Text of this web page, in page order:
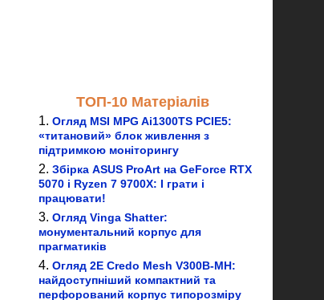
ТОП-10 Матеріалів
Огляд MSI MPG Ai1300TS PCIE5:
«титановий» блок живлення з
підтримкою моніторингу
Збірка ASUS ProArt на GeForce RTX
5070 і Ryzen 7 9700X: І грати і
працювати!
Огляд Vinga Shatter:
монументальний корпус для
прагматиків
Огляд 2E Credo Mesh V300B-MH:
найдоступніший компактний та
перфорований корпус типорозміру